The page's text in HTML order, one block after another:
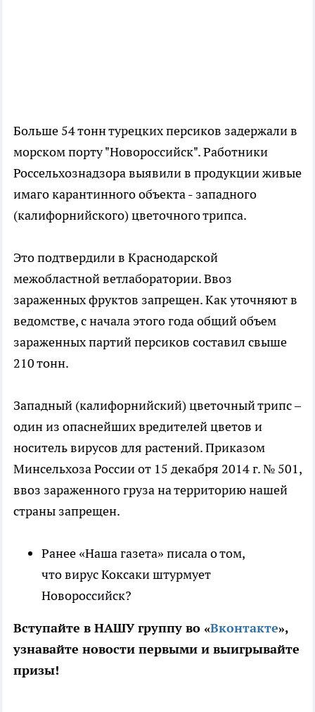
Больше 54 тонн турецких персиков задержали в
морском порту "Новороссийск". Работники
Россельхознадзора выявили в продукции живые
имаго карантинного объекта - западного
(калифорнийского) цветочного трипса.
Это подтвердили в Краснодарской
межобластной ветлаборатории. Ввоз
зараженных фруктов запрещен. Как уточняют в
ведомстве, с начала этого года общий объем
зараженных партий персиков составил свыше
210 тонн.
Западный (калифорнийский) цветочный трипс –
один из опаснейших вредителей цветов и
носитель вирусов для растений. Приказом
Минсельхоза России от 15 декабря 2014 г. № 501,
ввоз зараженного груза на территорию нашей
страны запрещен.
Ранее «Наша газета» писала о том,
что вирус Коксаки штурмует
Новороссийск?
Вступайте в НАШУ группу во «Вконтакте»,
узнавайте новости первыми и выигрывайте
призы!